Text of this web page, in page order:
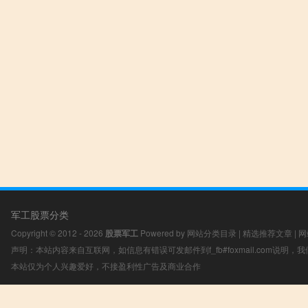
军工股票分类
Copyright © 2012 - 2026 股票军工 Powered by 网站分类目录 | 精选推荐文章 |
声明：本站内容来自互联网，如信息有错误可发邮件到f_fb#foxmail.com说明，
本站仅为个人兴趣爱好，不接盈利性广告及商业合作